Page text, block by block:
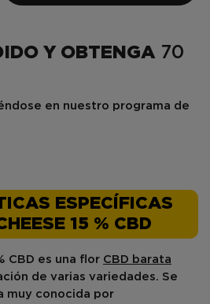
Y OBTENGA 70
en nuestro programa de
ESPECÍFICAS
15 % CBD
CBD es una flor CBD barata
de varias variedades . Se
muy conocida por